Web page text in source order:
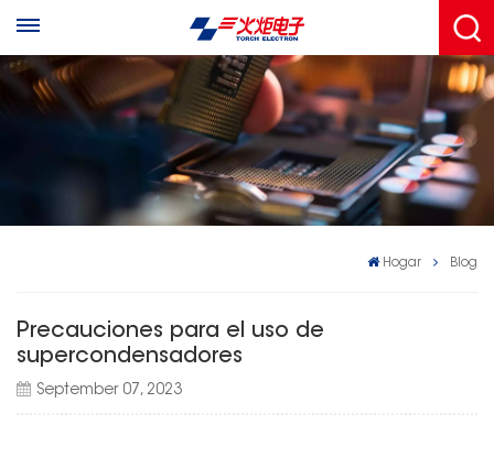
Hogar Blog
Precauciones para el uso de
supercondensadores
September 07, 2023